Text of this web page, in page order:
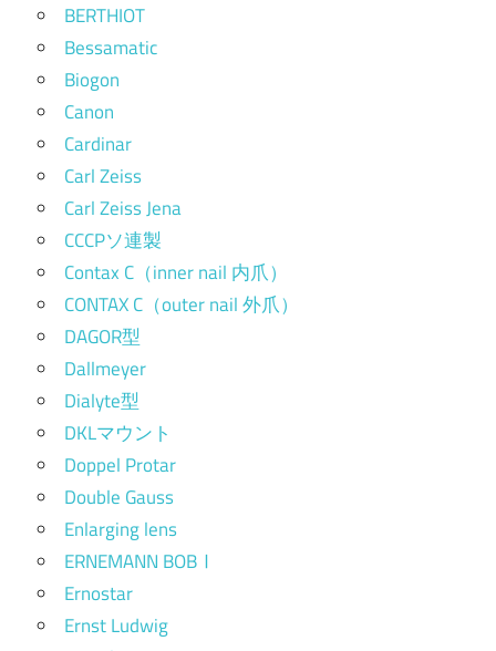
BERTHIOT
Bessamatic
Biogon
Canon
Cardinar
Carl Zeiss
Carl Zeiss Jena
CCCPソ連製
Contax C（inner nail 内爪）
CONTAX C（outer nail 外爪）
DAGOR型
Dallmeyer
Dialyte型
DKLマウント
Doppel Protar
Double Gauss
Enlarging lens
ERNEMANN BOBⅠ
Ernostar
Ernst Ludwig